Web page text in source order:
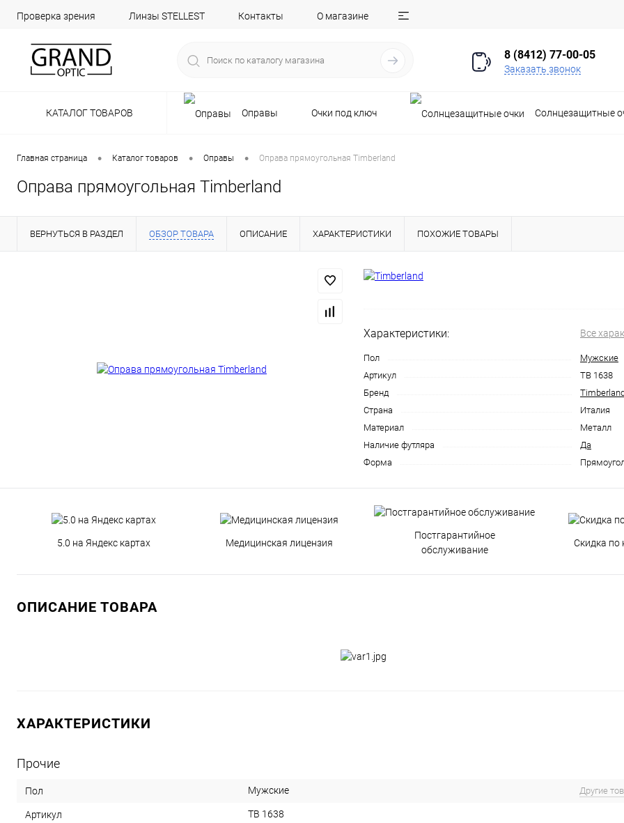
Проверка зрения Линзы STELLEST Контакты О магазине
8 (8412) 77-00-05
Заказать звонок
КАТАЛОГ ТОВАРОВ Оправы Очки под ключ Солнцезащитные
Главная страница • Каталог товаров • Оправы • Оправа прямоугольная Timberland
Оправа прямоугольная Timberland
ВЕРНУТЬСЯ В РАЗДЕЛ ОБЗОР ТОВАРА ОПИСАНИЕ ХАРАКТЕРИСТИКИ ПОХОЖИЕ ТОВАРЫ
Характеристики: Все
Пол
Мужские
Артикул
TB 1638
Бренд
Страна
Италия
Материал
Металл
Наличие футляра
Да
Форма
5.0 на Яндекс картах Медицинская лицензия
Постгарантийное
обслуживание
Скидка по
ОПИСАНИЕ ТОВАРА
ХАРАКТЕРИСТИКИ
Прочие
Пол Мужские Другие
Артикул TB 1638